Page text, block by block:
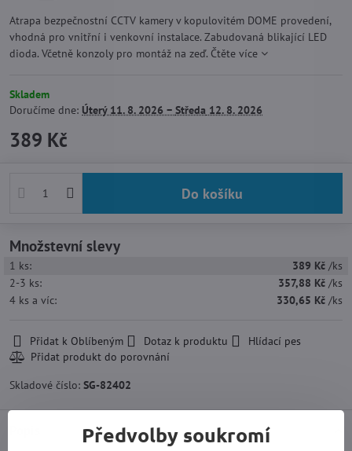
Atrapa bezpečnostní CCTV kamery v kopulovitém DOME provedení,
vhodná pro vnitřní i venkovní instalace. Zabudovaná blikající LED
dioda. Včetně konzoly pro montáž na zeď. Čtěte více
Skladem
Doručíme dne: Úterý11. 8. 2026 − Středa 12. 8. 2026
389 Kč
Do košíku
Množstevní slevy
1 ks: 389 Kč /ks
2-3 ks: 357,88 Kč /ks
4 ks a víc: 330,65 Kč /ks
Přidat k Oblíbeným Dotaz k produktu Hlídací pes
Skladové číslo: SG-82402
Předvolby soukromí